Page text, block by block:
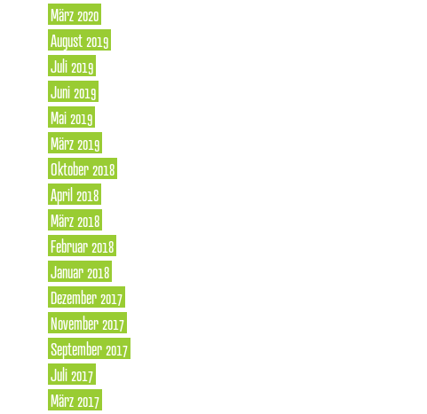
März 2020
August 2019
Juli 2019
Juni 2019
Mai 2019
März 2019
Oktober 2018
April 2018
März 2018
Februar 2018
Januar 2018
Dezember 2017
November 2017
September 2017
Juli 2017
März 2017